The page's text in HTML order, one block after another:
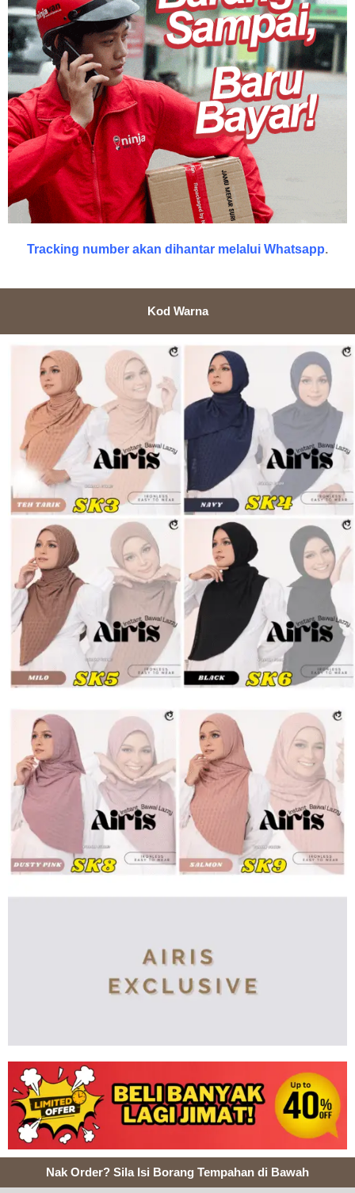
Tracking number akan dihantar melalui Whatsapp.
Kod Warna
Nak Order? Sila Isi Borang Tempahan di Bawah